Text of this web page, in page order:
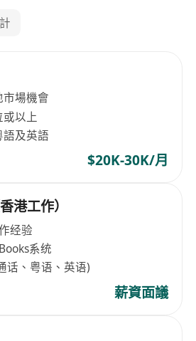
場機會
以上
及英語
$20K-30K/月
港工作）
经验
系统
话、粤语、英语)
薪資面議